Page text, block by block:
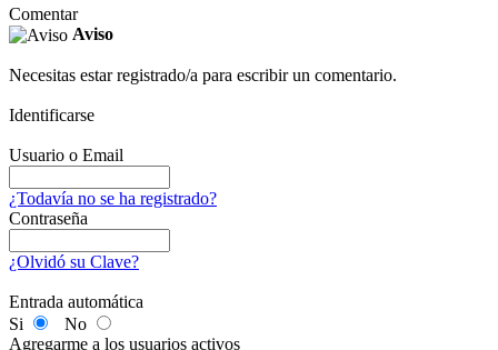
Comentar
Aviso
Necesitas estar registrado/a para escribir un comentario.
Identificarse
Usuario o Email
¿Todavía no se ha registrado?
Contraseña
¿Olvidó su Clave?
Entrada automática
Si
No
Agregarme a los usuarios activos